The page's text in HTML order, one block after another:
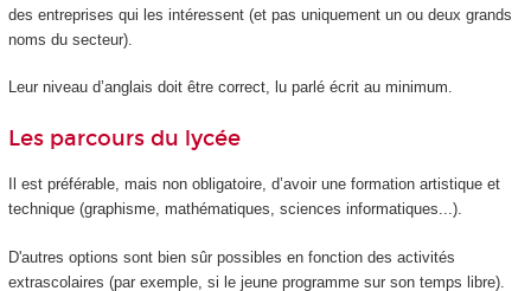
des entreprises qui les intéressent (et pas uniquement un ou deux grands
noms du secteur).
Leur niveau d’anglais doit être correct, lu parlé écrit au minimum.
Les parcours du lycée
Il est préférable, mais non obligatoire, d’avoir une formation artistique et
technique (graphisme, mathématiques, sciences informatiques...).
D'autres options sont bien sûr possibles en fonction des activités
extrascolaires (par exemple, si le jeune programme sur son temps libre).